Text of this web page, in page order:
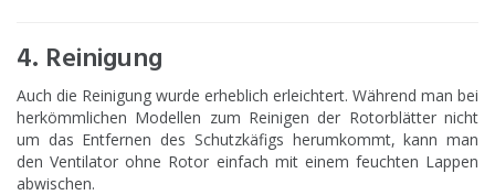
4. Reinigung
Auch die Reinigung wurde erheblich erleichtert. Während man bei
herkömmlichen Modellen zum Reinigen der Rotorblätter nicht
um das Entfernen des Schutzkäfigs herumkommt, kann man
den Ventilator ohne Rotor einfach mit einem feuchten Lappen
abwischen.